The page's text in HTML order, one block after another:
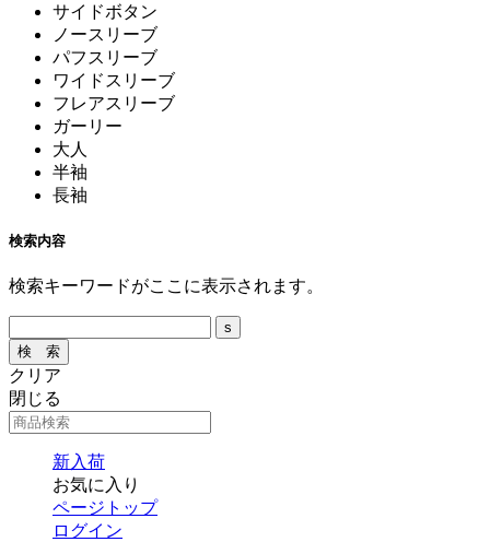
サイドボタン
ノースリーブ
パフスリーブ
ワイドスリーブ
フレアスリーブ
ガーリー
大人
半袖
長袖
検索内容
検索キーワードがここに表示されます。
クリア
閉じる
新入荷
お気に入り
ページトップ
ログイン